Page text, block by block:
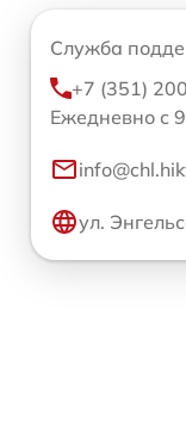
Служба
+7 (351)
Ежедневно с
ул.